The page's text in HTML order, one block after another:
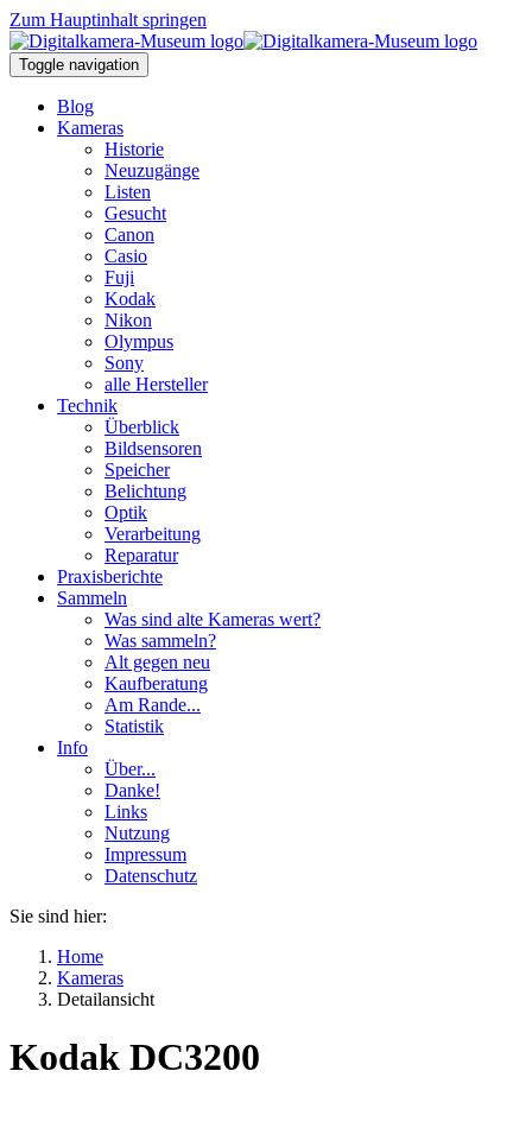
Zum Hauptinhalt springen
Toggle navigation
Blog
Kameras
Historie
Neuzugänge
Listen
Gesucht
Canon
Casio
Fuji
Kodak
Nikon
Olympus
Sony
alle Hersteller
Technik
Überblick
Bildsensoren
Speicher
Belichtung
Optik
Verarbeitung
Reparatur
Praxisberichte
Sammeln
Was sind alte Kameras wert?
Was sammeln?
Alt gegen neu
Kaufberatung
Am Rande...
Statistik
Info
Über...
Danke!
Links
Nutzung
Impressum
Datenschutz
Sie sind hier:
Home
Kameras
Detailansicht
Kodak DC3200